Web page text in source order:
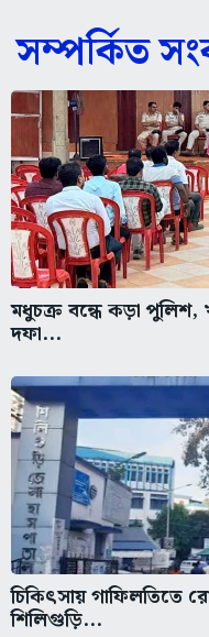
সম্পর্কিত
মধুচক্র বন্ধে কড়া
দফা...
চিকিৎসায় গাফিলতিতে
শিলিগুড়ি...